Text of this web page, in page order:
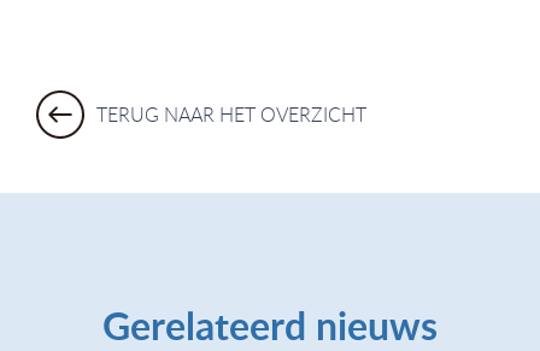
TERUG NAAR HET OVERZICHT
Gerelateerd nieuws